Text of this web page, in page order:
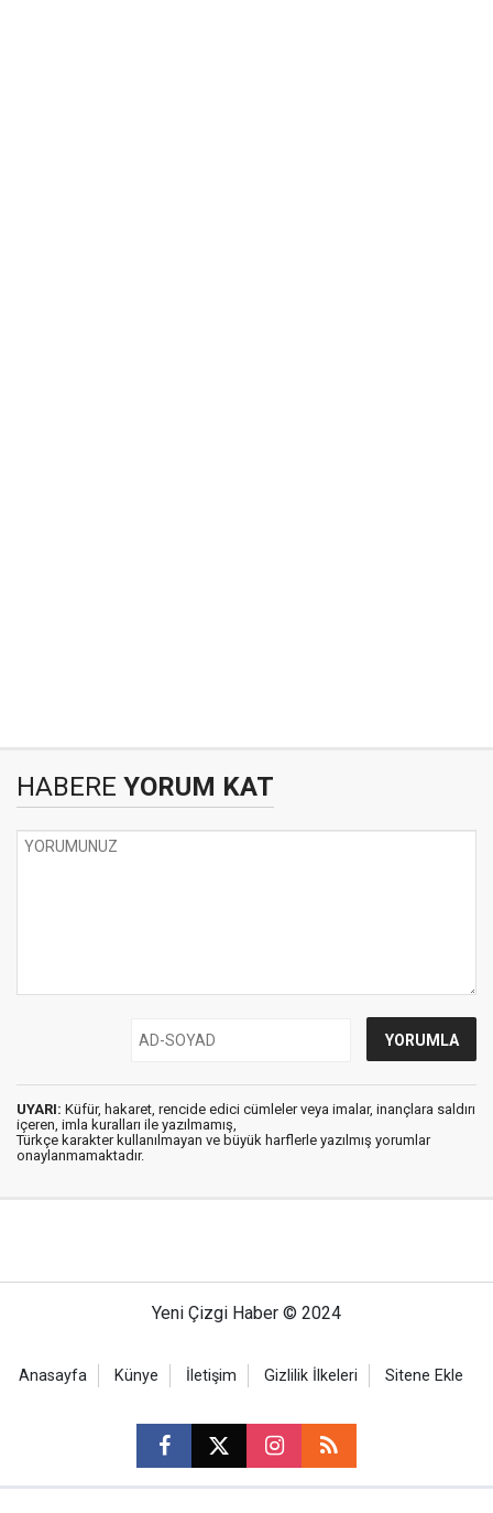
HABERE YORUM KAT
UYARI: Küfür, hakaret, rencide edici cümleler veya imalar, inançlara saldırı
içeren, imla kuralları ile yazılmamış,
Türkçe karakter kullanılmayan ve büyük harflerle yazılmış yorumlar
onaylanmamaktadır.
Yeni Çizgi Haber © 2024
Anasayfa Künye İletişim Gizlilik İlkeleri Sitene Ekle